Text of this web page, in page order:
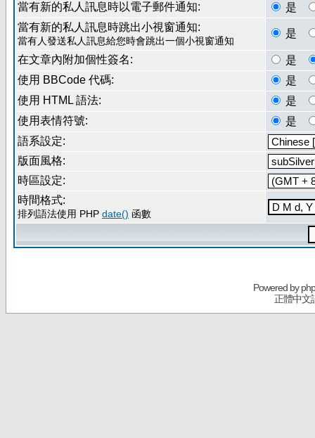
當有新的私人訊息時以電子郵件通知:
是
當有新的私人訊息時跳出小視窗通知:
當有人發送私人訊息給您時會跳出一個小視窗通知
是
在文章內附加個性簽名:
是
使用 BBCode 代碼:
是
使用 HTML 語法:
是
使用表情符號:
是
語系設定:
版面風格:
時區設定:
時間格式:
排列語法使用 PHP date() 函數
Powered by
正體中文